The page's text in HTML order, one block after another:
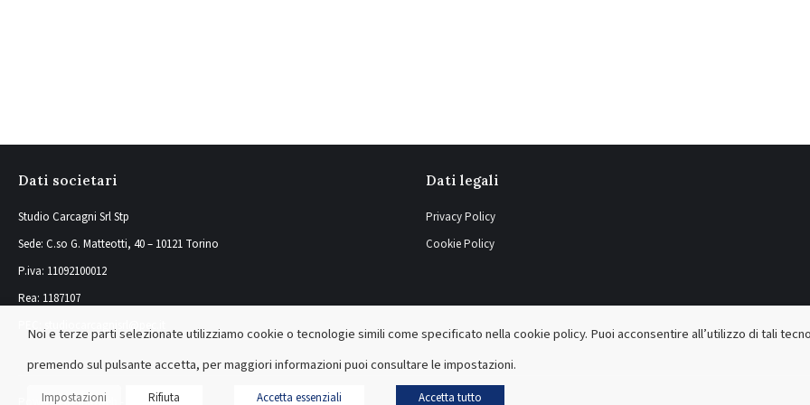
Dati societari
Studio Carcagni Srl Stp
Sede: C.so G. Matteotti, 40 – 10121 Torino
P.iva: 11092100012
Rea: 1187107
PEC: studiocarcagnisrl@pec.it
Dati legali
Privacy Policy
Cookie Policy
Noi e terze parti selezionate utilizziamo cookie o tecnologie simili come specificato nella cookie policy. Puoi acconsentire all’utilizzo di tali
premendo sul pulsante accetta, per maggiori informazioni puoi consultare le impostazioni.
Impostazioni Rifiuta Accetta essenziali Accetta tutto